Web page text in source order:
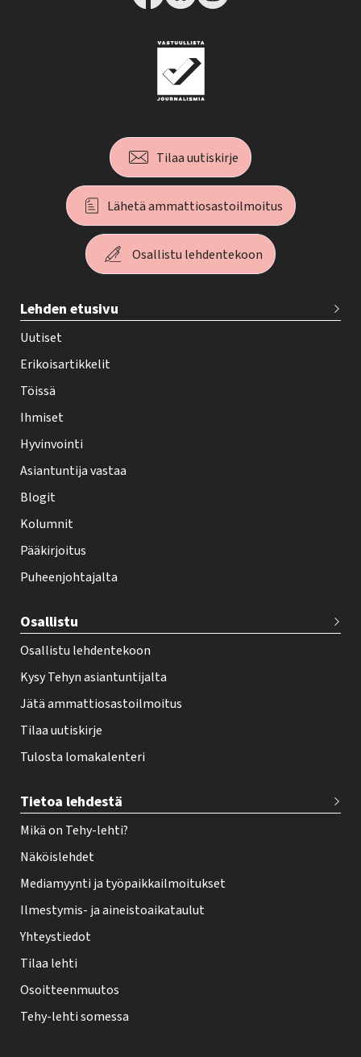
Tilaa uutiskirje
Lähetä ammattiosastoilmoitus
Osallistu lehdentekoon
e
h
y
-
e
h
t
i
f
o
t
r
Lehden etusivu
Uutiset
Erikoisartikkelit
Töissä
Ihmiset
Hyvinvointi
Asiantuntija vastaa
Blogit
Kolumnit
Pääkirjoitus
Puheenjohtajalta
Osallistu
Osallistu lehdentekoon
Kysy Tehyn asiantuntijalta
Jätä ammattiosastoilmoitus
Tilaa uutiskirje
Tulosta lomakalenteri
Tietoa lehdestä
Mikä on Tehy-lehti?
Näköislehdet
Mediamyynti ja työpaikkailmoitukset
Ilmestymis- ja aineistoaikataulut
Yhteystiedot
Tilaa lehti
Osoitteenmuutos
Tehy-lehti somessa